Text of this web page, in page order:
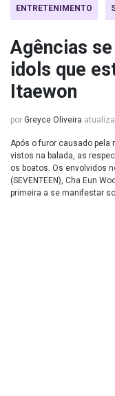
ENTRETENIMENTO
Agências
idols que
Itaewon
por Greyce Oliveira
Após o furor causado pela
vistos na balada, as
os boatos. Os envolvidos
(SEVENTEEN), Cha Eun
primeira a se manifestar